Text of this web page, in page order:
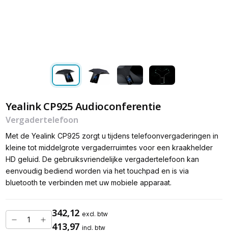
Yealink CP925 Audioconferentie
Vergadertelefoon
Met de Yealink CP925 zorgt u tijdens telefoonvergaderingen in
kleine tot middelgrote vergaderruimtes voor een kraakhelder
HD geluid. De gebruiksvriendelijke vergadertelefoon kan
eenvoudig bediend worden via het touchpad en is via
bluetooth te verbinden met uw mobiele apparaat.
342,12 excl. btw
413,97 incl. btw